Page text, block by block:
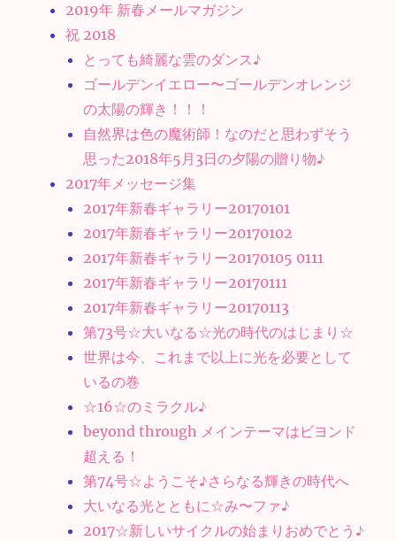
2019年 新春メールマガジン
祝 2018
とっても綺麗な雲のダンス♪
ゴールデンイエロー〜ゴールデンオレンジ
の太陽の輝き！！！
自然界は色の魔術師！なのだと思わずそう
思った2018年5月3日の夕陽の贈り物♪
2017年メッセージ集
2017年新春ギャラリー20170101
2017年新春ギャラリー20170102
2017年新春ギャラリー20170105 0111
2017年新春ギャラリー20170111
2017年新春ギャラリー20170113
第73号☆大いなる☆光の時代のはじまり☆
世界は今、これまで以上に光を必要として
いるの巻
☆16☆のミラクル♪
beyond through メインテーマはビヨンド
超える！
第74号☆ようこそ♪さらなる輝きの時代へ
大いなる光とともに☆み〜ファ♪
2017☆新しいサイクルの始まりおめでとう♪